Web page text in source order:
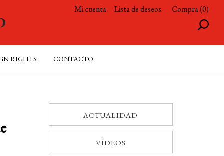
Mi cuenta Lista de deseos Compra (0)
RIGHTS CONTACTO
ACTUALIDAD
VÍDEOS